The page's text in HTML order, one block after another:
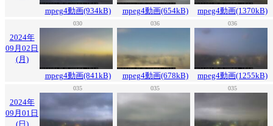
mpeg4動画(934kB)
mpeg4動画(654kB) mpeg4動画(1370kB)
030 036 036
2024年
09月02日
(月)
mpeg4動画(841kB)
mpeg4動画(678kB) mpeg4動画(1255kB)
035 035 035
2024年
09月01日
(日)